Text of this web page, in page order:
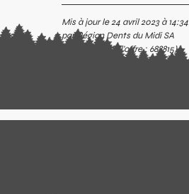
Mis à jour le 24 avril 2023 à 14:34
par Région Dents du Midi SA
(Identifiant de l'offre : 688815)